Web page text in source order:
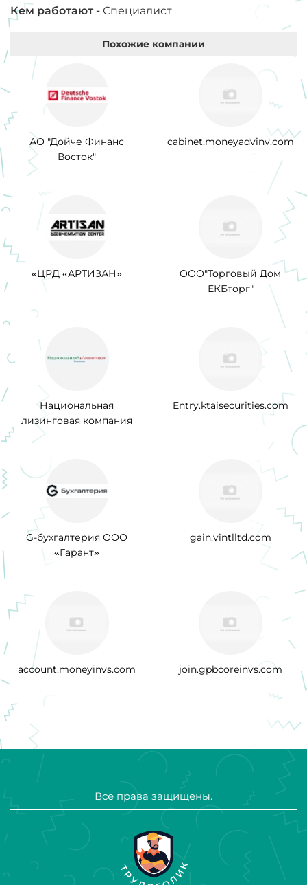
Кем работают - Специалист
Похожие компании
АО "Дойче Финанс
Восток"
cabinet.moneyadvinv.com
«ЦРД «АРТИЗАН»
ООО"Торговый Дом
ЕКБторг"
Национальная
лизинговая компания
Entry.ktaisecurities.com
G-бухгалтерия ООО
«Гарант»
gain.vintlltd.com
account.moneyinvs.com join.gpbcoreinvs.com
Все права защищены.